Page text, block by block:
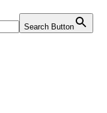
Search Button